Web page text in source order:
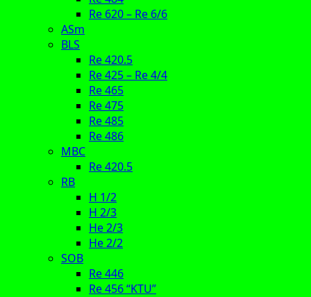
Re 620 – Re 6/6
ASm
BLS
Re 420.5
Re 425 – Re 4/4
Re 465
Re 475
Re 485
Re 486
MBC
Re 420.5
RB
H 1/2
H 2/3
He 2/3
He 2/2
SOB
Re 446
Re 456 “KTU”